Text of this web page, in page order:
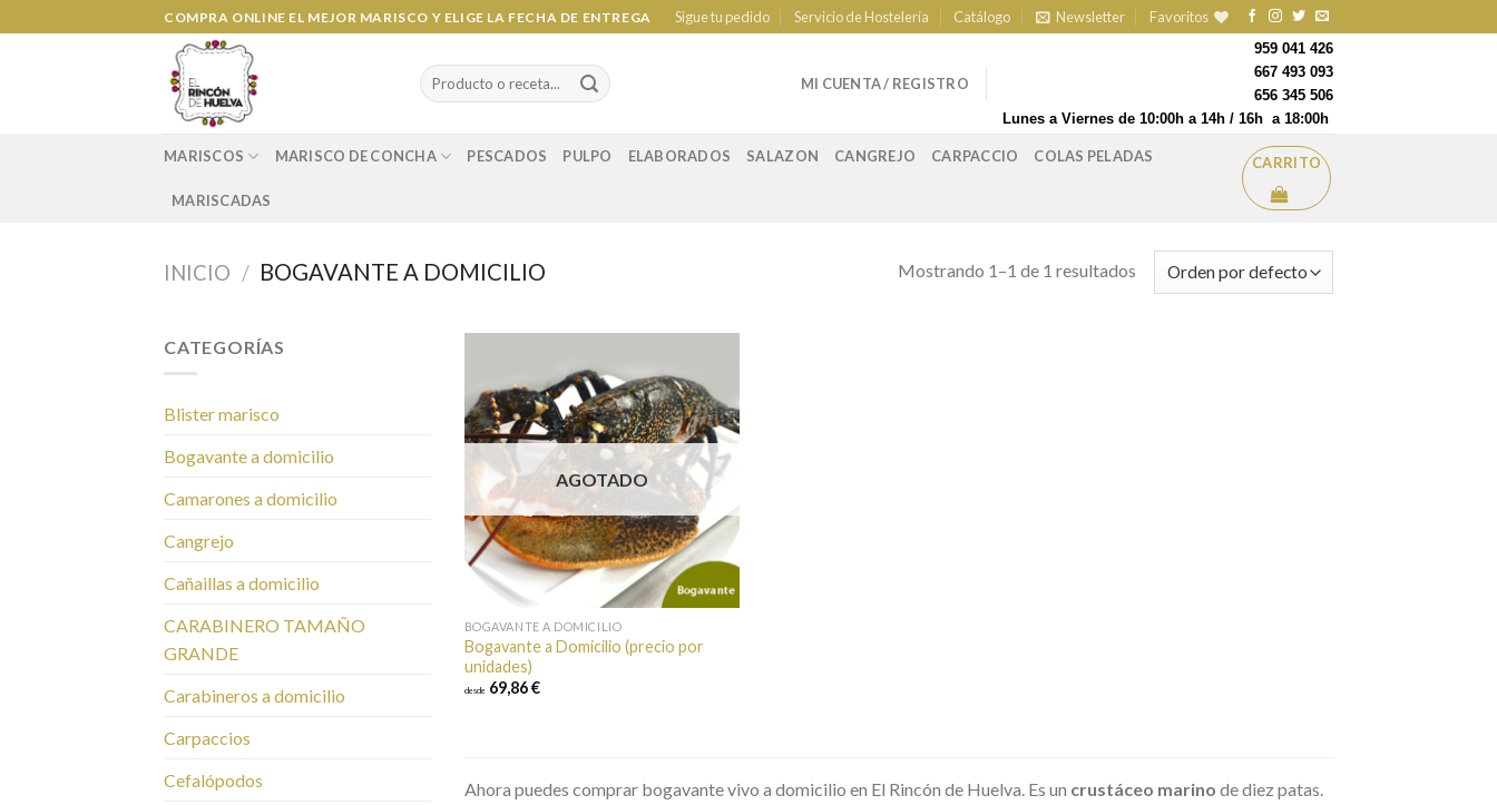
al
COMPRA ONLINE EL MEJOR MARISCO Y ELIGE LA FECHA DE ENTREGA Sigue tu pedido Servicio de Hostelería Catálogo Newsletter Favoritos
Search
for:
MI CUENTA / REGISTRO
959 041 426
667 493 093
656 345 506
Lunes a Viernes de 10:00h a 14h / 16h a 18:00h
MARISCOS MARISCO DE CONCHA PESCADOS PULPO ELABORADOS SALAZON CANGREJO CARPACCIO COLAS PELADAS
MARISCADAS
CARRITO
INICIO / BOGAVANTE A DOMICILIO Mostrando 1–1 de 1 resultados
CATEGORÍAS
Blister marisco
Bogavante a domicilio
Camarones a domicilio
Cangrejo
Cañaillas a domicilio
CARABINERO TAMAÑO
GRANDE
Carabineros a domicilio
Carpaccios
Cefalópodos
Añadir a
favoritos
AGOTADO
BOGAVANTE A DOMICILIO
Bogavante a Domicilio (precio por
unidades)
desde69,86 €
Ahora puedes comprar bogavante vivo a domicilio en El Rincón de Huelva. Es un crustáceo marino de diez patas.